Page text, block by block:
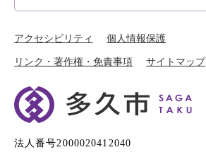
アクセシビリティ 個人情報保護
リンク・著作権・免責事項 サイトマップ
法人番号2000020412040